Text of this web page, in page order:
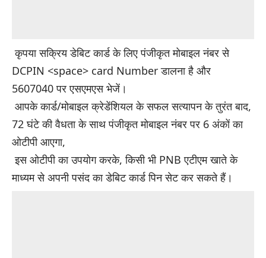
कृपया सक्रिय डेबिट कार्ड के लिए पंजीकृत मोबाइल नंबर से
DCPIN <space> card Number डालना है और
5607040 पर एसएमएस भेजें।
आपके कार्ड/मोबाइल क्रेडेंशियल के सफल सत्यापन के तुरंत बाद,
72 घंटे की वैधता के साथ पंजीकृत मोबाइल नंबर पर 6 अंकों का
ओटीपी आएगा,
इस ओटीपी का उपयोग करके, किसी भी PNB एटीएम खाते के
माध्यम से अपनी पसंद का डेबिट कार्ड पिन सेट कर सकते हैं।